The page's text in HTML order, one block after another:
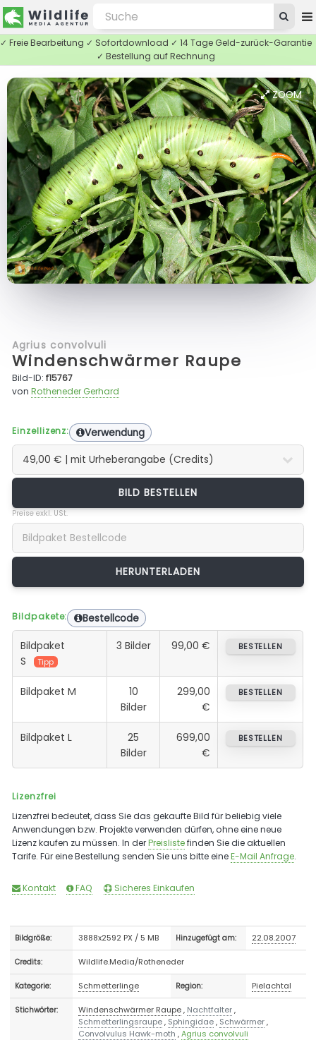
✓ Freie Bearbeitung ✓ Sofortdownload ✓ 14 Tage Geld-zurück-Garantie
✓ Bestellung auf Rechnung
ZOOM
Agrius convolvuli
Windenschwärmer Raupe
Bild-ID:f15767
vonRotheneder Gerhard
Einzellizenz: Verwendung
BILD BESTELLEN
Preise exkl. USt.
Bildpakete: Bestellcode
Bildpaket
S
Tipp
3 Bilder 99,00 € BESTELLEN
Bildpaket M
10
Bilder
299,00
€
BESTELLEN
Bildpaket L
25
Bilder
699,00
€
BESTELLEN
Lizenzfrei
Lizenzfrei bedeutet, dass Sie das gekaufte Bild für beliebig viele
Anwendungen bzw. Projekte verwenden dürfen, ohne eine neue
Lizenz kaufen zu müssen. In derPreislistefinden Sie die aktuellen
Tarife. Für eine Bestellung senden Sie uns bitte eineE-Mail Anfrage.
Kontakt FAQ Sicheres Einkaufen
Bildgröße: 3888x2592 PX / 5 MB Hinzugefügt am: 22.08.2007
Credits: Wildlife.Media/Rotheneder
Kategorie: Schmetterlinge Region: Pielachtal
Stichwörter: Windenschwärmer Raupe, Nachtfalter,
Schmetterlingsraupe, Sphingidae, Schwärmer,
Convolvulus Hawk-moth ,Agrius convolvuli